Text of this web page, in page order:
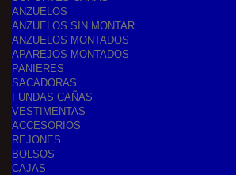
ANZUELOS
ANZUELOS SIN MONTAR
ANZUELOS MONTADOS
APAREJOS MONTADOS
PANIERES
SACADORAS
FUNDAS CAÑAS
VESTIMENTAS
ACCESORIOS
REJONES
BOLSOS
CAJAS